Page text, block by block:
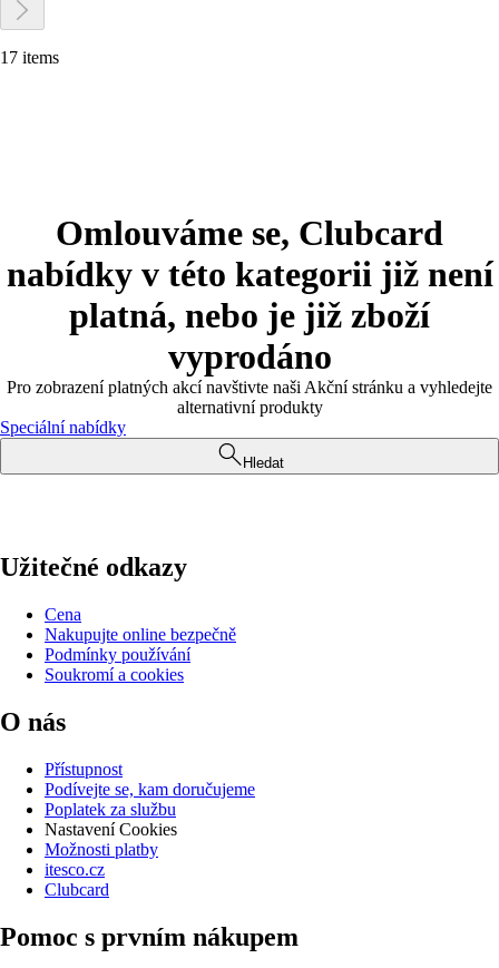
17 items
Omlouváme se, Clubcard
nabídky v této kategorii již není
platná, nebo je již zboží
vyprodáno
Pro zobrazení platných akcí navštivte naši Akční stránku a vyhledejte
alternativní produkty
Speciální nabídky
Hledat
Užitečné odkazy
Cena
Nakupujte online bezpečně
Podmínky používání
Soukromí a cookies
O nás
Přístupnost
Podívejte se, kam doručujeme
Poplatek za službu
Nastavení Cookies
Možnosti platby
itesco.cz
Clubcard
Pomoc s prvním nákupem